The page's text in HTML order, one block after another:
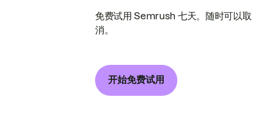
免费试用 Semrush 七天。随时可以取
消。
开始免费试用